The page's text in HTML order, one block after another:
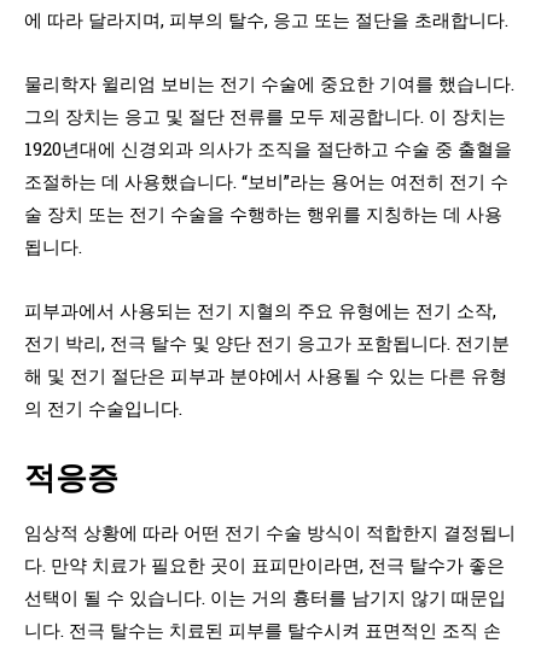
에 따라 달라지며, 피부의 탈수, 응고 또는 절단을 초래합니다.
물리학자 윌리엄 보비는 전기 수술에 중요한 기여를 했습니다.
그의 장치는 응고 및 절단 전류를 모두 제공합니다. 이 장치는
1920년대에 신경외과 의사가 조직을 절단하고 수술 중 출혈을
조절하는 데 사용했습니다. “보비”라는 용어는 여전히 전기 수
술 장치 또는 전기 수술을 수행하는 행위를 지칭하는 데 사용
됩니다.
피부과에서 사용되는 전기 지혈의 주요 유형에는 전기 소작,
전기 박리, 전극 탈수 및 양단 전기 응고가 포함됩니다. 전기분
해 및 전기 절단은 피부과 분야에서 사용될 수 있는 다른 유형
의 전기 수술입니다.
적응증
임상적 상황에 따라 어떤 전기 수술 방식이 적합한지 결정됩니
다. 만약 치료가 필요한 곳이 표피만이라면, 전극 탈수가 좋은
선택이 될 수 있습니다. 이는 거의 흉터를 남기지 않기 때문입
니다. 전극 탈수는 치료된 피부를 탈수시켜 표면적인 조직 손